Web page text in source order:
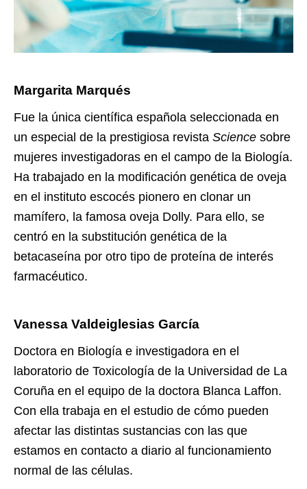
Margarita Marqués
Fue la única científica española seleccionada en
un especial de la prestigiosa revista Science sobre
mujeres investigadoras en el campo de la Biología.
Ha trabajado en la modificación genética de oveja
en el instituto escocés pionero en clonar un
mamífero, la famosa oveja Dolly. Para ello, se
centró en la substitución genética de la
betacaseína por otro tipo de proteína de interés
farmacéutico.
Vanessa Valdeiglesias García
Doctora en Biología e investigadora en el
laboratorio de Toxicología de la Universidad de La
Coruña en el equipo de la doctora Blanca Laffon.
Con ella trabaja en el estudio de cómo pueden
afectar las distintas sustancias con las que
estamos en contacto a diario al funcionamiento
normal de las células.